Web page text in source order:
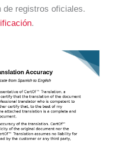
registros oficiales.
.